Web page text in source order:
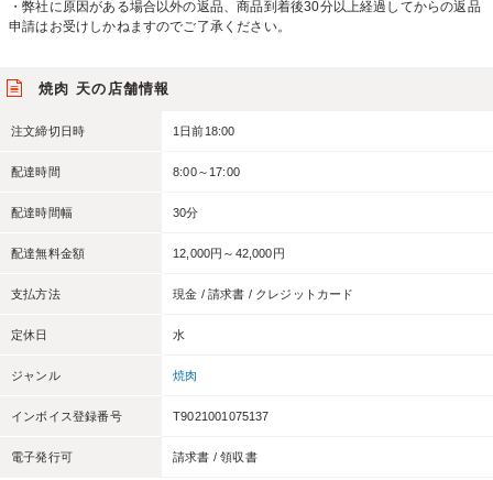
・弊社に原因がある場合以外の返品、商品到着後30分以上経過してからの返品
申請はお受けしかねますのでご了承ください。
焼肉 天の店舗情報
注文締切日時 1日前18:00
配達時間 8:00～17:00
配達時間幅 30分
配達無料金額 12,000円～42,000円
支払方法 現金 / 請求書 / クレジットカード
定休日 水
ジャンル 焼肉
インボイス登録番号 T9021001075137
電子発行可 請求書 / 領収書